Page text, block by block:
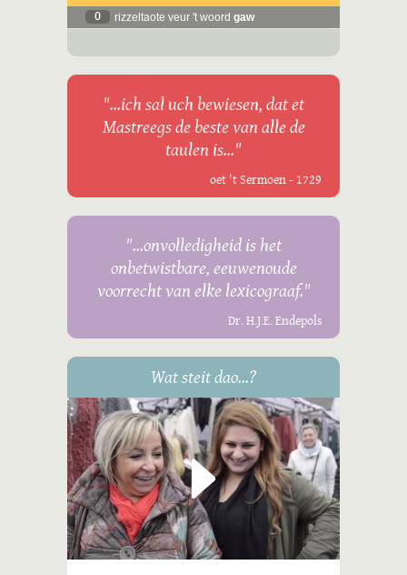
0 rizzeltaote veur 't woord gaw
"...ich sal uch bewiesen, dat et
Mastreegs de beste van alle de
taulen is..."
oet 't Sermoen - 1729
"...onvolledigheid is het
onbetwistbare, eeuwenoude
voorrecht van elke lexicograaf."
Dr. H.J.E. Endepols
Wat steit dao...?